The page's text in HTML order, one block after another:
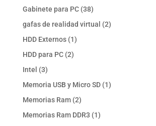
productos
Gabinete para PC 3838
productos
gafas de realidad virtual 22
HDD Externos 11
HDD para PC 22
Intel 33
productos
Memoria USB y Micro SD 11
Memorias Ram 22
productos
Memorias Ram DDR3 11